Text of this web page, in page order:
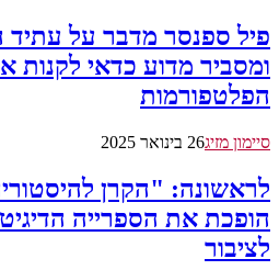
ומסביר מדוע כדאי לקנות
הפלטפורמות
סיימון מזיג26 בינואר 2025
לראשונה: "הקרן
הופכת את הספרייה
לציבור